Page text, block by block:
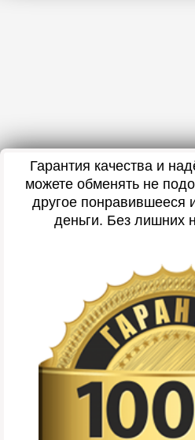
Гарантия качества и
можете обменять не
другое
деньги. Без лишних